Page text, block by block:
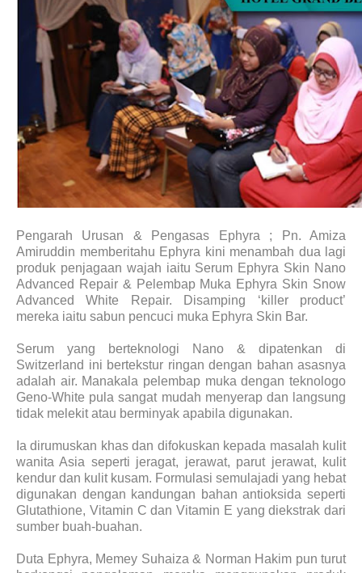
Pengarah Urusan & Pengasas Ephyra ; Pn. Amiza
Amiruddin memberitahu Ephyra kini menambah dua lagi
produk penjagaan wajah iaitu Serum Ephyra Skin Nano
Advanced Repair & Pelembap Muka Ephyra Skin Snow
Advanced White Repair. Disamping ‘killer product’
mereka iaitu sabun pencuci muka Ephyra Skin Bar.
Serum yang berteknologi Nano & dipatenkan di
Switzerland ini bertekstur ringan dengan bahan asasnya
adalah air. Manakala pelembap muka dengan teknologo
Geno-White pula sangat mudah menyerap dan langsung
tidak melekit atau berminyak apabila digunakan.
Ia dirumuskan khas dan difokuskan kepada masalah kulit
wanita Asia seperti jeragat, jerawat, parut jerawat, kulit
kendur dan kulit kusam. Formulasi semulajadi yang hebat
digunakan dengan kandungan bahan antioksida seperti
Glutathione, Vitamin C dan Vitamin E yang diekstrak dari
sumber buah-buahan.
Duta Ephyra, Memey Suhaiza & Norman Hakim pun turut